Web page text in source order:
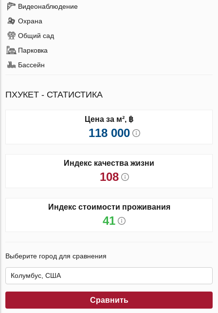
Видеонаблюдение
Охрана
Общий сад
Парковка
Бассейн
ПХУКЕТ - СТАТИСТИКА
Цена за м², ฿
118 000
Индекс качества жизни
108
Индекс стоимости проживания
41
Выберите город для сравнения
Сравнить